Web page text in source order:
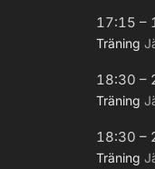
17:15 –
Träning
18:30 –
Träning
18:30 –
Träning